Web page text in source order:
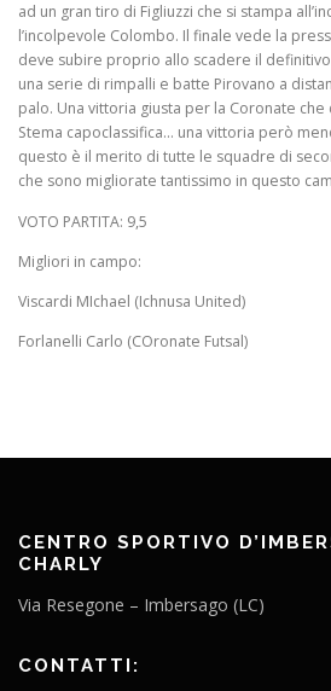
ad un gran tiro di Figliuzzi che si stampa
l’incolpevole Colombo. Il finale vede la
deve subire proprio allo scadere il definitivo
una serie di rimpalli e batte Pirovano a
palo. Una vittoria giusta per la Coronate che
Stema capoclassifica… una vittoria però
questo è il merito di tutte le squadre di
che sono migliorate tantissimo in questo
VOTO PARTITA: 9,5
Migliori in campo:
Viscardi MIchael (Ichnusa United)
Forlanelli Carlo (COronate Futsal)
CENTRO SPORTIVO
CHARLY
Via Resegone – Imbersago (LC)
CONTATTI: